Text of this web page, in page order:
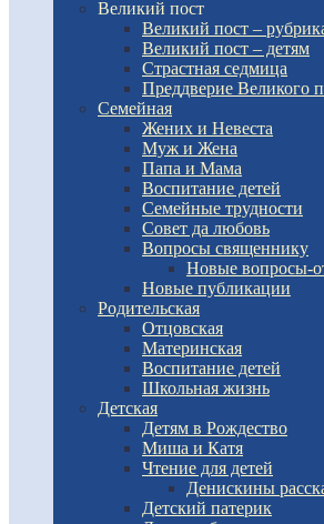
Великий пост
Великий пост –
Великий пост – детям
Страстная седмица
Преддверие Великого
Семейная
Жених и Невеста
Муж и Жена
Папа и Мама
Воспитание детей
Семейные трудности
Совет да любовь
Вопросы священнику
Новые вопросы-
Новые публикации
Родительская
Отцовская
Материнская
Воспитание детей
Школьная жизнь
Детская
Детям в Рождество
Миша и Катя
Чтение для детей
Денискины
Детский патерик